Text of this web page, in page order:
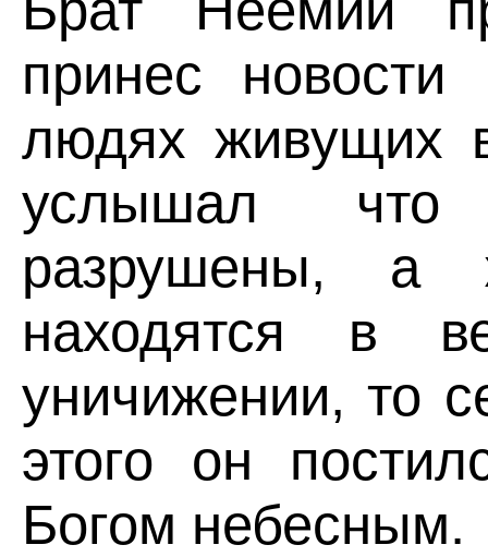
принес
людях живущих
услышал что
разрушены, а
находятся в
уничижении, то
этого он
Богом небесным.